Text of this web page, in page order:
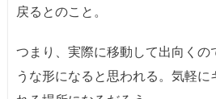
戻るとのこと。
つまり、実際に移動して出向くの
うな形になると思われる。気軽に